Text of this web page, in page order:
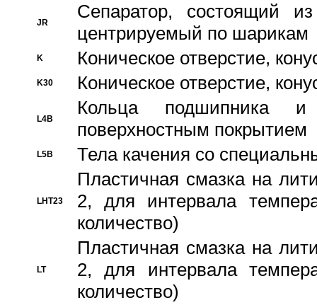
JR
Сепаратор, состоящий
центрируемый по шарикам
K Коническое отверстие,
K30 Коническое отверстие,
L4B
Кольца подшипника
поверхностным покрытием
L5B Тела качения со
LHT23
Пластичная смазка на
2, для интервала
количество)
LT
Пластичная смазка на
2, для интервала
количество)